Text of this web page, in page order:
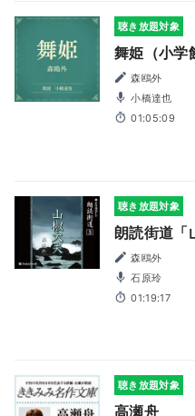
聴き放題対象
舞姫（小学
森鴎外
小橋達也
01:05:09
聴き放題対象
朗読街道「
森鴎外
石原玲
01:19:17
聴き放題対象
高瀬舟